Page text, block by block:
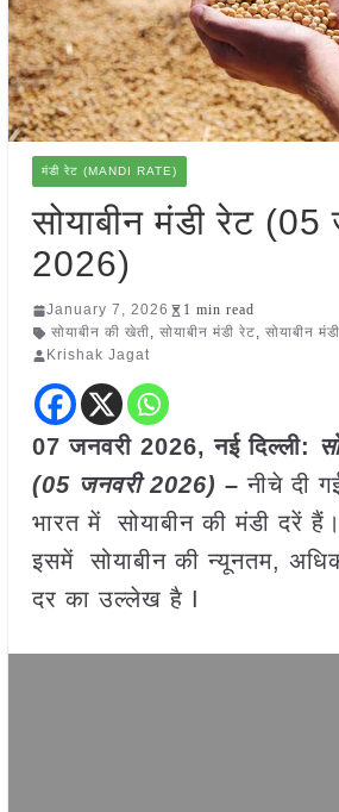
मंडी रेट (MANDI RATE)
सोयाबीन मंडी रेट (05
2026)
January 7, 2026
1 min read
सोयाबीन की खेती, सोयाबीन मंडी रेट, सोयाबीन
Krishak Jagat
07 जनवरी 2026, नई दिल्ली:
(05 जनवरी 2026) –नीचे दी
भारत में सोयाबीन की मंडी दरें हैं।
इसमें सोयाबीन की न्यूनतम,
दर का उल्लेख है I